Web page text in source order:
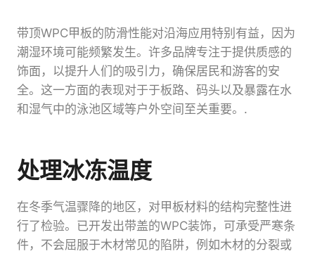
带顶WPC甲板的防滑性能对沿海应用特别有益，因为
潮湿环境可能频繁发生。许多品牌专注于提供质感的
饰面，以提升人们的吸引力，确保居民和游客的安
全。这一方面的表现对于于板路、码头以及暴露在水
和湿气中的泳池区域等户外空间至关重要。.
处理冰冻温度
在冬季气温骤降的地区，对甲板材料的结构完整性进
行了检验。已开发出带盖的WPC装饰，可承受严寒条
件，不会屈服于木材常见的陷阱，例如木材的分裂或